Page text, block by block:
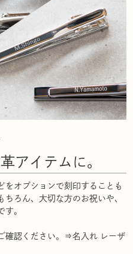
アイテムに。
をオプションで刻印することも
ろん、大切な方のお祝いや、
す。
確認ください。⇒名入れ レーザ